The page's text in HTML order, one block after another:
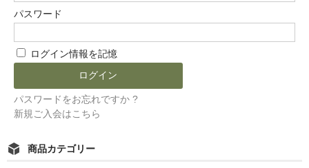
パスワード
ログイン情報を記憶
パスワードをお忘れですか ?
新規ご入会はこちら
商品カテゴリー